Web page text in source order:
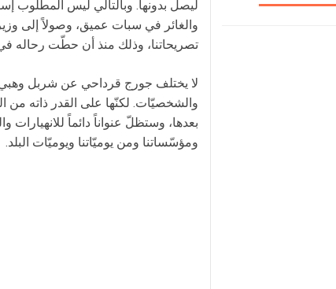
ليصل بدونها. وبالتالي ليس المطلوب
والغائر في سبات عميق، وصولاً إلى
تصريحاتنا، وذلك منذ أن حطّت رحاله
لا يختلف جورج قرداحي عن شربل
والشخصيّات. لكنّها على القدر ذاته من
بعدها، وستظلّ عنواناً دائماً للانهيارات
ومؤسّساتنا ومن يوميّاتنا ويوميّات البلد.